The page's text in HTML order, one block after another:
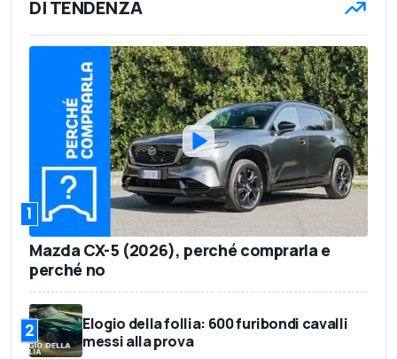
DI TENDENZA
1
Mazda CX-5 (2026), perché comprarla e
perché no
2
Elogio della follia: 600 furibondi cavalli
messi alla prova